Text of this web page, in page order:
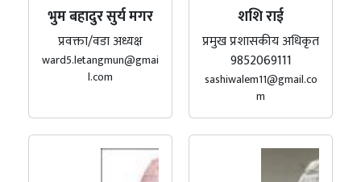
भुम बहादुर सुर्य मगर
प्रवक्ता/वडा अध्यक्ष
ward5.letangmun@gmai
l.com
शशि राई
प्रमुख प्रशासकीय अधिकृत
9852069111
sashiwalem11@gmail.co
m